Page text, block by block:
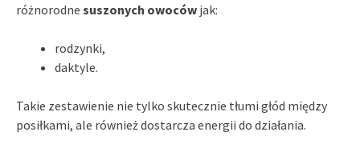
różnorodne suszonych owoców jak:
rodzynki,
daktyle.
Takie zestawienie nie tylko skutecznie tłumi głód między
posiłkami, ale również dostarcza energii do działania.